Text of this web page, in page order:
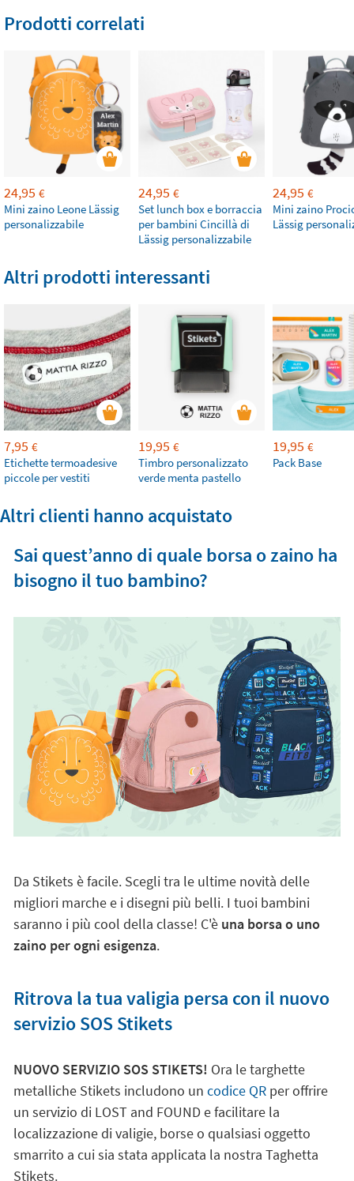
Prodotti correlati
24,95 €
Mini zaino Leone Lässig
personalizzabile
24,95 €
Set lunch box e borraccia
per bambini Cincillà di
Lässig personalizzabile
24,95 €
Mini zaino
Lässig
Altri prodotti interessanti
7,95 €
Etichette termoadesive
piccole per vestiti
19,95 €
Timbro personalizzato
verde menta pastello
19,95 €
Pack Base
Altri clienti hanno acquistato
Sai quest’anno di quale borsa o zaino ha
bisogno il tuo bambino?
Da Stikets è facile. Scegli tra le ultime novità delle
migliori marche e i disegni più belli. I tuoi bambini
saranno i più cool della classe! C'è una borsa o uno
zaino per ogni esigenza.
Ritrova la tua valigia persa con il nuovo
servizio SOS Stikets
NUOVO SERVIZIO SOS STIKETS! Ora le targhette
metalliche Stikets includono un codice QRper offrire
un servizio di LOST and FOUND e facilitare la
localizzazione di valigie, borse o qualsiasi oggetto
smarrito a cui sia stata applicata la nostra Taghetta
Stikets.